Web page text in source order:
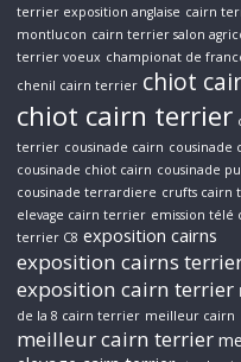
terrier exposition anglaise cairn
montlucon cairn terrier salon
terrier voeux championat de
chenil cairn terrier chiot
chiot cairn terrier
terrier cousinade cairn cousinade
cousinade chiot cairn cousinade
cousinade terrardiere crufts cairn
elevage cairn terrier emission télé
terrier C8 exposition cairns
exposition cairns
exposition cairn terrier
de la 8 cairn terrier meilleur cairn
meilleur cairn terrier